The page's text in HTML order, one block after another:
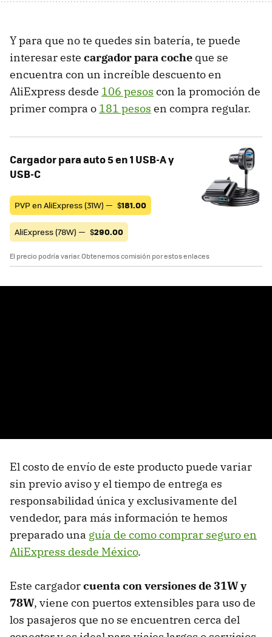
Y para que no te quedes sin batería, te puede
interesar este cargador para coche que se
encuentra con un increíble descuento en
AliExpress desde 106 pesos con la promoción de
primer compra o 181 pesos en compra regular.
Cargador para auto 5 en 1 USB-A y
USB-C
PVP en AliExpress (31W) — $181.00
AliExpress (78W) — $290.00
El precio podría variar. Obtenemos comisión por estos enlaces
El costo de envío de este producto puede variar
sin previo aviso y el tiempo de entrega es
responsabilidad única y exclusivamente del
vendedor, para más información te hemos
preparado una guía de como comprar seguro en
AliExpress desde México.
Este cargadorcuenta con versiones de 31W y
78W, viene con puertos extensibles para uso de
los pasajeros que no se encuentren cerca del